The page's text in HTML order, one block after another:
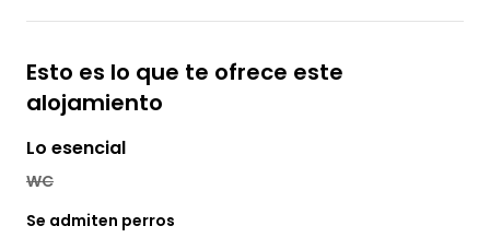
Esto es lo que te ofrece este
alojamiento
Lo esencial
WC
Se admiten perros